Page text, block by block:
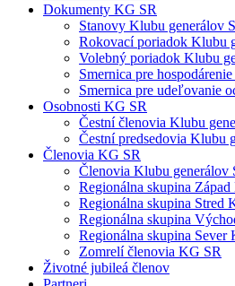
Dokumenty KG SR
Stanovy Klubu generálov
Rokovací poriadok Klubu
Volebný poriadok Klubu
Smernica pre
Smernica pre udeľovanie
Osobnosti KG SR
Čestní členovia Klubu
Čestní predsedovia Klubu
Členovia KG SR
Členovia Klubu generálov
Regionálna skupina
Regionálna skupina Stred
Regionálna skupina
Regionálna skupina Sever
Zomrelí členovia KG SR
Životné jubileá členov